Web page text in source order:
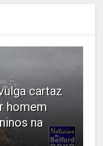
cartaz
homem
na